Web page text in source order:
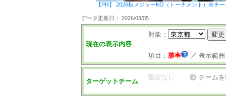
【PR】 2026秋メジャーKO（トーナメント）全チ
データ更新日： 2026/08/05
現在の表示内容
対象：
項目： 勝率 ／ 表示範囲
ターゲットチーム
指定なし チーム